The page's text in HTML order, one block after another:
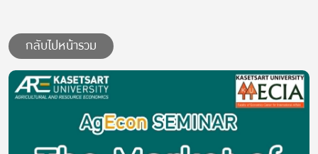
กลับไปหน้ารวม